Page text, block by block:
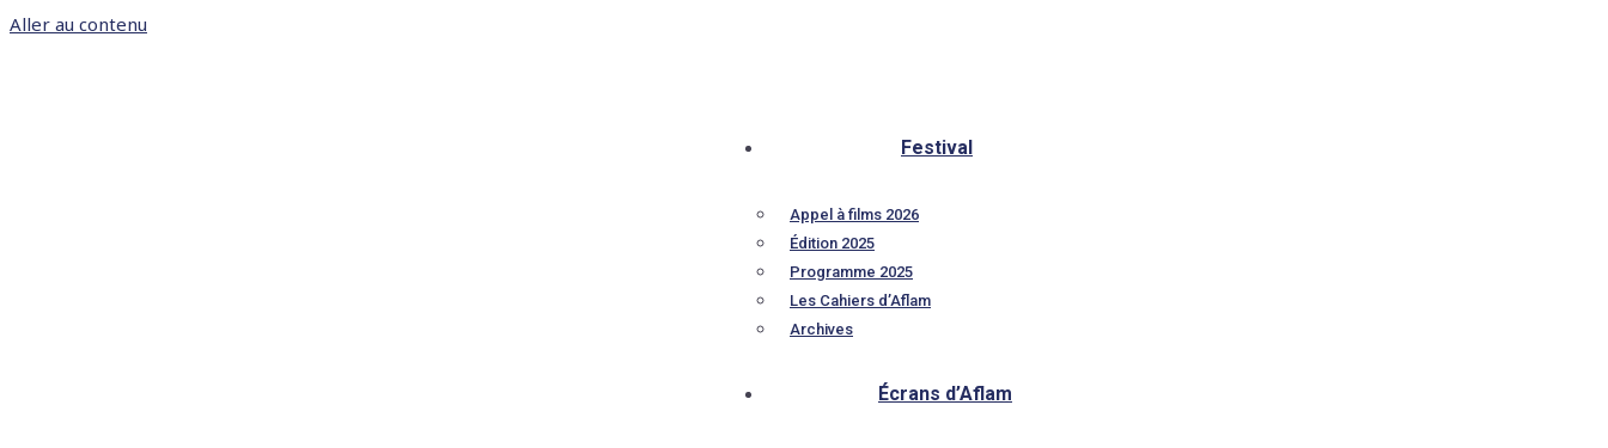
Aller au contenu
Festival
Appel à films 2026
Édition 2025
Programme 2025
Les Cahiers d’Aflam
Archives
Écrans d’Aflam